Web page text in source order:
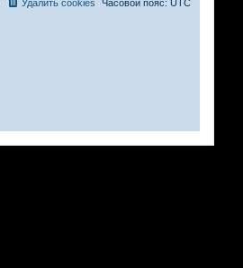
Часовой пояс: UTC
Удалить cookies